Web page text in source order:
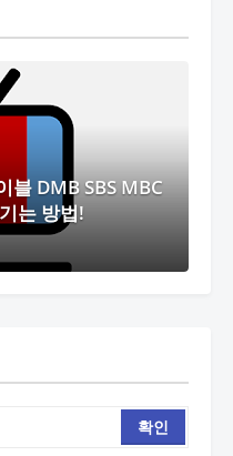
블 DMB SBS MBC
는 방법!